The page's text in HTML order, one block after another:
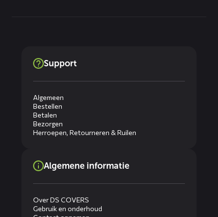
Support
Algemeen
Bestellen
Betalen
Bezorgen
Herroepen, Retourneren & Ruilen
Algemene informatie
Over DS COVERS
Gebruik en onderhoud